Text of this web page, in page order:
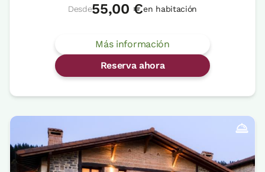
Desde55,00 €en habitación
Más información
Reserva ahora